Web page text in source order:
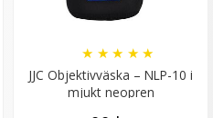
JJC Objektivväska – NLP-10 i
mjukt neopren
★ ★ ★ ★ ★